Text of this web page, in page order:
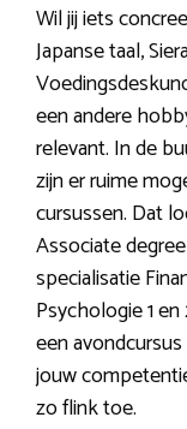
Wil jij iets
Japanse taal,
een andere
relevant. In de
zijn er ruime
cursussen. Dat
Associate
specialisatie
Psychologie 1
een
jouw
zo flink toe.